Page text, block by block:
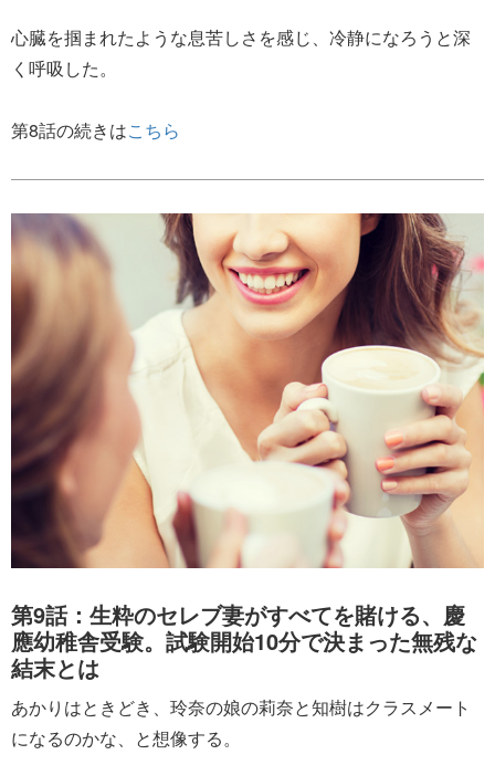
心臓を掴まれたような息苦しさを感じ、冷静になろうと深
く呼吸した。
第8話の続きはこちら
第9話：生粋のセレブ妻がすべてを賭ける、慶
應幼稚舎受験。試験開始10分で決まった無残な
結末とは
あかりはときどき、玲奈の娘の莉奈と知樹はクラスメート
になるのかな、と想像する。